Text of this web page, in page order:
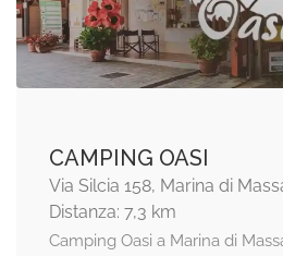
CAMPING OASI
Via Silcia 158, Marina di
Distanza: 7,3 km
Camping Oasi a Marina di